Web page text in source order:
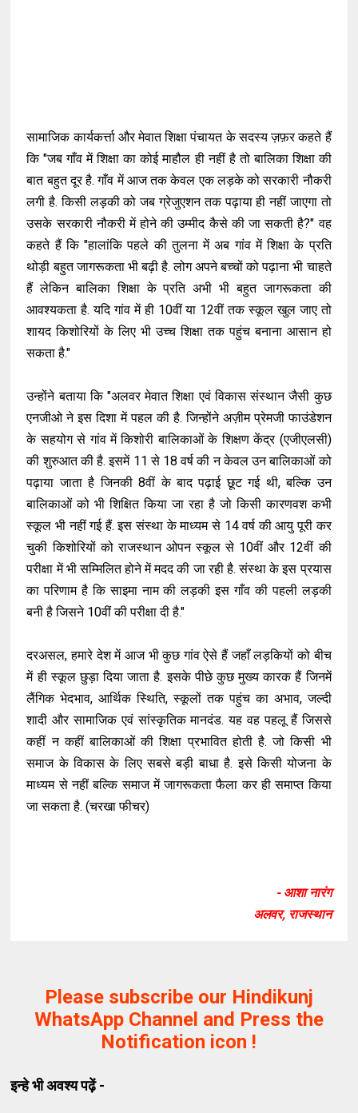
सामाजिक कार्यकर्त्ता और मेवात शिक्षा पंचायत के सदस्य ज़फ़र कहते हैं
कि "जब गाँव में शिक्षा का कोई माहौल ही नहीं है तो बालिका शिक्षा की
बात बहुत दूर है. गाँव में आज तक केवल एक लड़के को सरकारी नौकरी
लगी है. किसी लड़की को जब ग्रेजुएशन तक पढ़ाया ही नहीं जाएगा तो
उसके सरकारी नौकरी में होने की उम्मीद कैसे की जा सकती है?" वह
कहते हैं कि "हालांकि पहले की तुलना में अब गांव में शिक्षा के प्रति
थोड़ी बहुत जागरूकता भी बढ़ी है. लोग अपने बच्चों को पढ़ाना भी चाहते
हैं लेकिन बालिका शिक्षा के प्रति अभी भी बहुत जागरूकता की
आवश्यकता है. यदि गांव में ही 10वीं या 12वीं तक स्कूल खुल जाए तो
शायद किशोरियों के लिए भी उच्च शिक्षा तक पहुंच बनाना आसान हो
सकता है."
उन्होंने बताया कि "अलवर मेवात शिक्षा एवं विकास संस्थान जैसी कुछ
एनजीओ ने इस दिशा में पहल की है. जिन्होंने अज़ीम प्रेमजी फाउंडेशन
के सहयोग से गांव में किशोरी बालिकाओं के शिक्षण केंद्र (एजीएलसी)
की शुरुआत की है. इसमें 11 से 18 वर्ष की न केवल उन बालिकाओं को
पढ़ाया जाता है जिनकी 8वीं के बाद पढ़ाई छूट गई थी, बल्कि उन
बालिकाओं को भी शिक्षित किया जा रहा है जो किसी कारणवश कभी
स्कूल भी नहीं गई हैं. इस संस्था के माध्यम से 14 वर्ष की आयु पूरी कर
चुकी किशोरियों को राजस्थान ओपन स्कूल से 10वीं और 12वीं की
परीक्षा में भी सम्मिलित होने में मदद की जा रही है. संस्था के इस प्रयास
का परिणाम है कि साइमा नाम की लड़की इस गाँव की पहली लड़की
बनी है जिसने 10वीं की परीक्षा दी है."
दरअसल, हमारे देश में आज भी कुछ गांव ऐसे हैं जहाँ लड़कियों को बीच
में ही स्कूल छुड़ा दिया जाता है. इसके पीछे कुछ मुख्य कारक हैं जिनमें
लैंगिक भेदभाव, आर्थिक स्थिति, स्कूलों तक पहुंच का अभाव, जल्दी
शादी और सामाजिक एवं सांस्कृतिक मानदंड. यह वह पहलू हैं जिससे
कहीं न कहीं बालिकाओं की शिक्षा प्रभावित होती है. जो किसी भी
समाज के विकास के लिए सबसे बड़ी बाधा है. इसे किसी योजना के
माध्यम से नहीं बल्कि समाज में जागरूकता फैला कर ही समाप्त किया
जा सकता है. (चरखा फीचर)
- आशा नारंग
अलवर, राजस्थान
Please subscribe our Hindikunj
WhatsApp Channel and Press the
Notification icon !
इन्हे भी अवश्य पढ़ें -